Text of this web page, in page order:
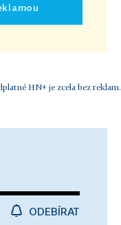
HN+ je zcela bez reklam.
ODEBÍRAT